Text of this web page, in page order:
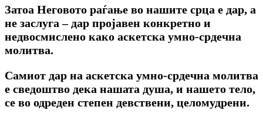
Затоа Неговото раѓање во нашите срца е дар, а
не заслуга – дар пројавен конкретно и
недвосмислено како аскетска умно-срдечна
молитва.
Самиот дар на аскетска умно-срдечна молитва
е сведоштво дека нашата душа, и нашето тело,
се во одреден степен девствени, целомудрени.